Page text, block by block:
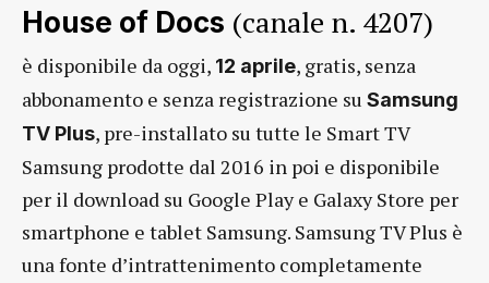
House of Docs (canale n. 4207)
è disponibile da oggi, 12 aprile, gratis, senza
abbonamento e senza registrazione su Samsung
TV Plus, pre-installato su tutte le Smart TV
Samsung prodotte dal 2016 in poi e disponibile
per il download su Google Play e Galaxy Store per
smartphone e tablet Samsung. Samsung TV Plus è
una fonte d’intrattenimento completamente